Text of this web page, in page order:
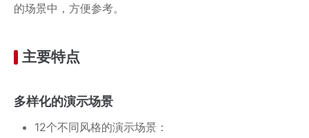
的场景中，方便参考。
主要特点
多样化的演示场景
12个不同风格的演示场景：